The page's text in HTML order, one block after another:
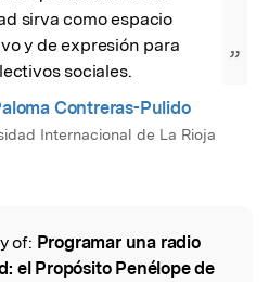
sirva como espacio
y de expresión para
sociales.
”
Contreras-Pulido
Internacional de La Rioja
of: Programar una radio
el Propósito Penélope de